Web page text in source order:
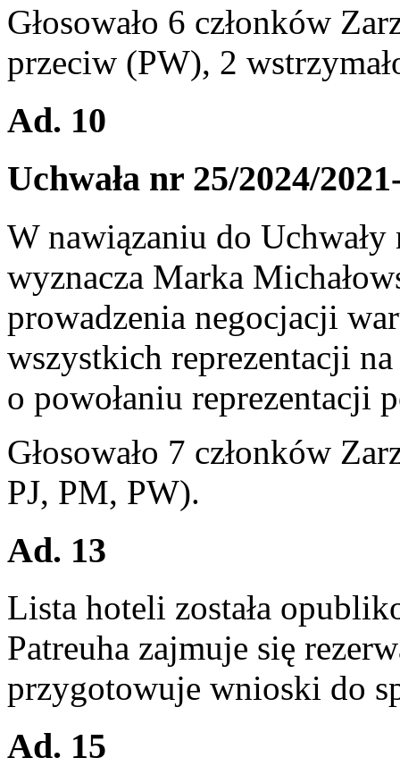
Głosowało 6 członków
przeciw (PW), 2
Ad. 10
Uchwała nr 25/2024/
W nawiązaniu do
wyznacza Marka
prowadzenia negocjacji
wszystkich reprezentacji
o powołaniu reprezentacji
Głosowało 7 członków
PJ, PM, PW).
Ad. 13
Lista hoteli została
Patreuha zajmuje się
przygotowuje wnioski do
Ad. 15